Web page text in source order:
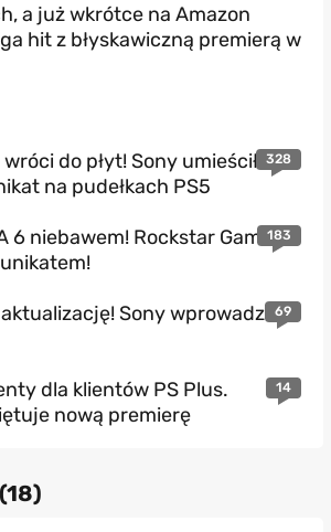
a już wkrótce na Amazon
hit z błyskawiczną premierą w
328
do płyt! Sony umieściło
na pudełkach PS5
183
6 niebawem! Rockstar Games z
69
Sony wprowadza
14
dla klientów PS Plus.
nową premierę
18)